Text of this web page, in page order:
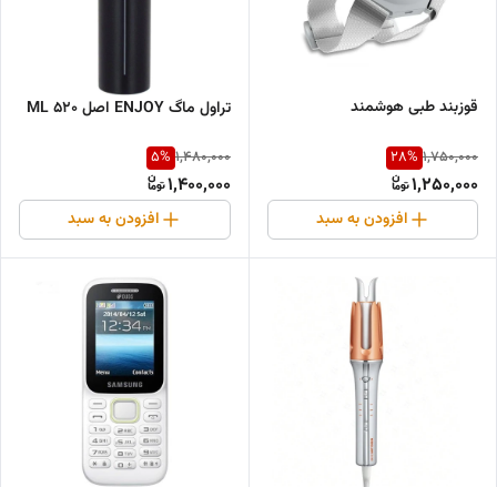
قوزبند طبی هوشمند
1,750,000
28%
1,250,000
افزودن به سبد
تراول ماگ ENJOY اصل 520 ML
1,480,000
5%
1,400,000
افزودن به سبد